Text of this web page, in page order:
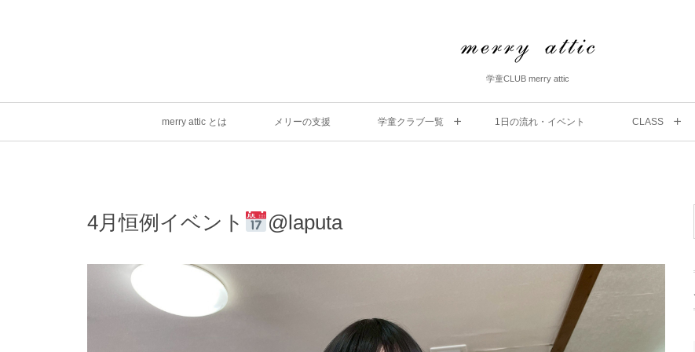
学童CLUB merry attic
merry attic とは メリーの支援 学童クラブ一覧 1⽇の流れ・イベント CLASS
4月恒例イベント @laputa